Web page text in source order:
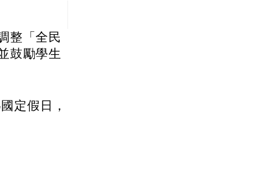
整「全民
鼓勵學生
定假日，